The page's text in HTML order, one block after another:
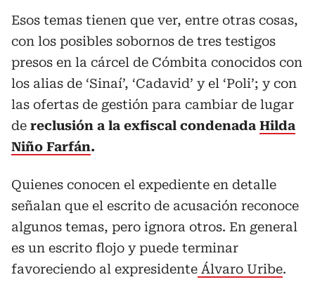
Esos temas tienen que ver, entre otras cosas,
con los posibles sobornos de tres testigos
presos en la cárcel de Cómbita conocidos con
los alias de ‘Sinaí’, ‘Cadavid’ y el ‘Poli’; y con
las ofertas de gestión para cambiar de lugar
de reclusión a la exfiscal condenada Hilda
Niño Farfán.
Quienes conocen el expediente en detalle
señalan que el escrito de acusación reconoce
algunos temas, pero ignora otros. En general
es un escrito flojo y puede terminar
favoreciendo al expresidente Álvaro Uribe.